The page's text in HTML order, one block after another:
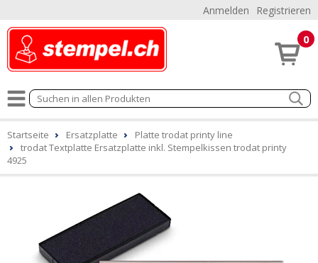
Anmelden Registrieren
0
Startseite Ersatzplatte
Platte trodat printy line
trodat Textplatte Ersatzplatte inkl. Stempelkissen trodat printy
4925